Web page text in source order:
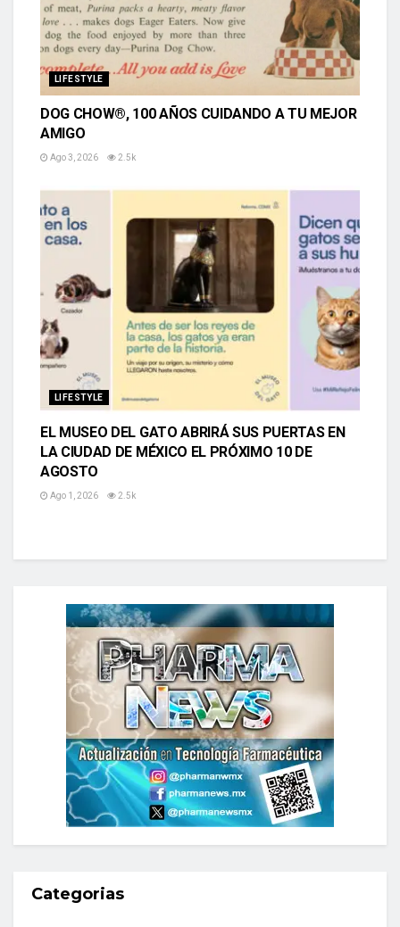
LIFESTYLE
DOG CHOW®, 100 AÑOS CUIDANDO A TU MEJOR
AMIGO
Ago 3, 2026 2.5k
LIFESTYLE
EL MUSEO DEL GATO ABRIRÁ SUS PUERTAS EN
LA CIUDAD DE MÉXICO EL PRÓXIMO 10 DE
AGOSTO
Ago 1, 2026 2.5k
Categorias